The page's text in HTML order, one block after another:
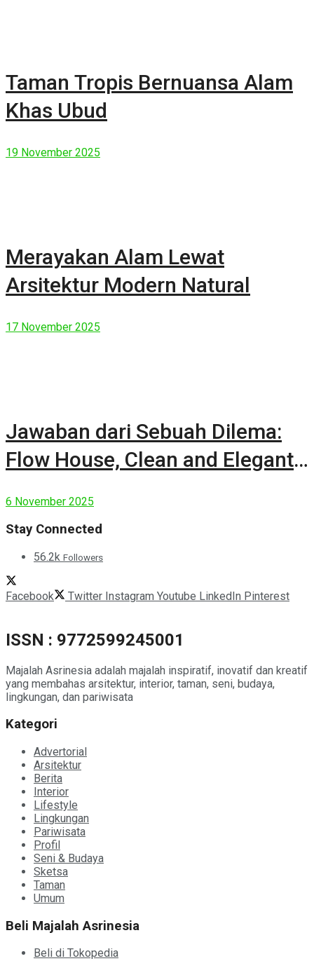
Taman Tropis Bernuansa Alam
Khas Ubud
19 November 2025
Merayakan Alam Lewat
Arsitektur Modern Natural
17 November 2025
Jawaban dari Sebuah Dilema:
Flow House, Clean and Elegant
6 November 2025
Stay Connected
56.2k Followers
Facebook Twitter Instagram Youtube LinkedIn Pinterest
ISSN : 9772599245001
Majalah Asrinesia adalah majalah inspiratif, inovatif dan kreatif
yang membahas arsitektur, interior, taman, seni, budaya,
lingkungan, dan pariwisata
Kategori
Advertorial
Arsitektur
Berita
Interior
Lifestyle
Lingkungan
Pariwisata
Profil
Seni & Budaya
Sketsa
Taman
Umum
Beli Majalah Asrinesia
Beli di Tokopedia